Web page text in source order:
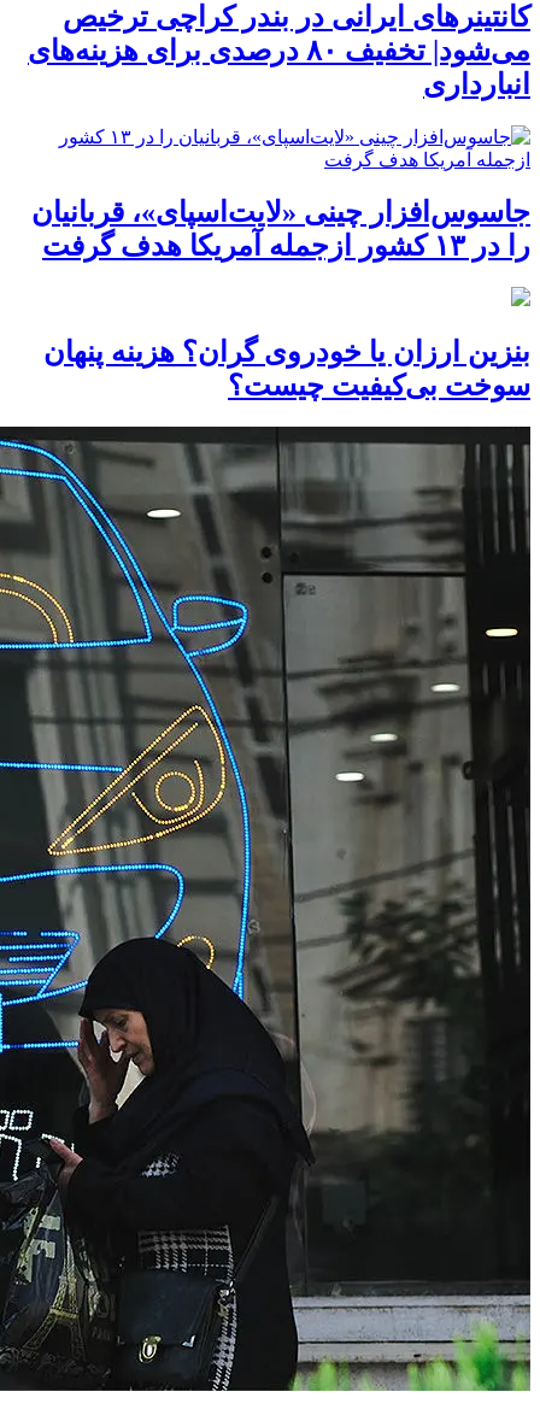
کانتینرهای ایرانی در بندر کراچی ترخیص
می‌شود| تخفیف ۸۰ درصدی برای هزینه‌های
انبارداری
جاسوس‌افزار چینی «لایت‌اسپای»، قربانیان
را در ۱۳ کشور ازجمله آمریکا هدف گرفت
بنزین ارزان یا خودروی گران؟ هزینه پنهان
سوخت بی‌کیفیت چیست؟